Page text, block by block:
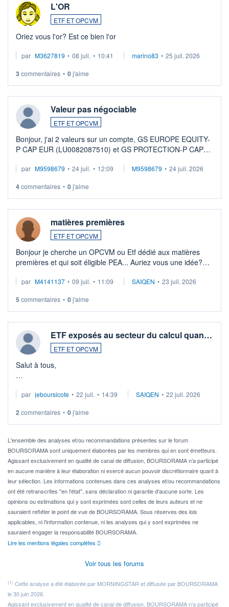
L'OR
ETF ET OPCVM
Oriez vous l'or? Est ce bien l'or
par M3627819 • 08 juil. • 10:41 marino83 • 25 juil. 2026
3 commentaires • 0j'aime
Valeur pas négociable
ETF ET OPCVM
Bonjour, j'ai 2 valeurs sur un compte, GS EUROPE EQUITY-
P CAP EUR (LU0082087510) et GS PROTECTION-P CAP
veux procéder à la vente, on me signale ...
par M9598679 • 24 juil. • 12:09 M9598679 • 24 juil. 2026
4commentaires • 0j'aime
matières premières
ETF ET OPCVM
Bonjour je cherche un OPCVM ou Etf dédié aux matières
premières et qui soit éligible PEA... Auriez vous une idée?
par M4141137 • 09 juil. • 11:09 SAIQEN • 23 juil. 2026
5 commentaires • 0j'aime
ETF exposés au secteur du calcul quan…
ETF ET OPCVM
Salut à tous,
via un ETF plutôt que des actions individuelles.
Idéalement, je voudrais qu'il soit éligible au PEA.
Pour l' ...
par jeboursicote • 22 juil. • 14:39 SAIQEN • 22 juil. 2026
2 commentaires • 0j'aime
L'ensemble des analyses et/ou recommandations présentes sur le forum
BOURSORAMA sont uniquement élaborées par les membres qui en sont émetteurs.
Agissant exclusivement en qualité de canal de diffusion, BOURSORAMA n'a participé
en aucune manière à leur élaboration ni exercé aucun pouvoir discrétionnaire quant à
leur sélection. Les informations contenues dans ces analyses et/ou recommandations
ont été retranscrites "en l'état", sans déclaration ni garantie d'aucune sorte. Les
opinions ou estimations qui y sont exprimées sont celles de leurs auteurs et ne
sauraient refléter le point de vue de BOURSORAMA. Sous réserves des lois
applicables, ni l'information contenue, ni les analyses qui y sont exprimées ne
sauraient engager la responsabilité BOURSORAMA.
Lire les mentions légales complètes
Voir tous les forums
(1) Cette analyse a été élaborée par MORNINGSTAR et diffusée par BOURSORAMA
le 30 juin 2026.
Agissant exclusivement en qualité de canal de diffusion, BOURSORAMA n'a participé